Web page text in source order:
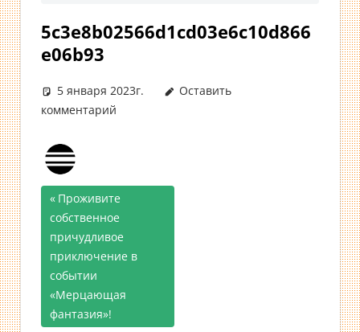
5c3e8b02566d1cd03e6c10d866
e06b93
5 января 2023г.
Оставить
комментарий
Навигация
по
записям
Предыдущая
запись;
Проживите
собственное
причудливое
приключение в
событии
«Мерцающая
фантазия»!